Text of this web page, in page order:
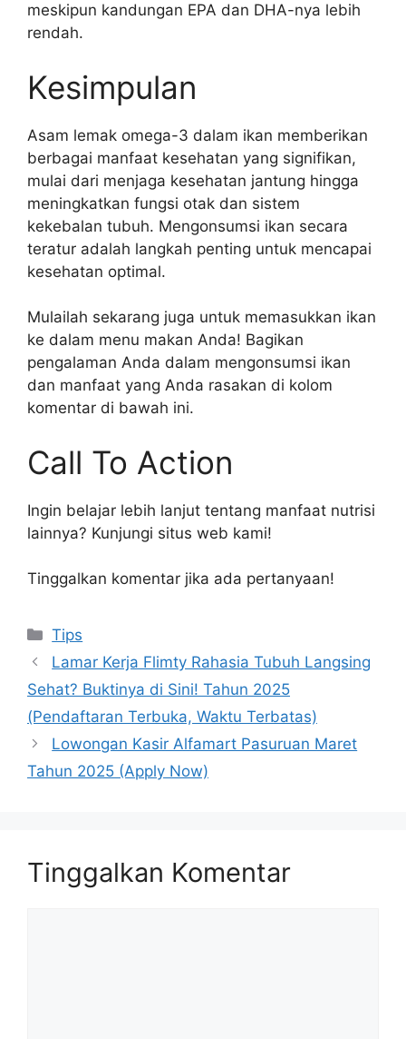
meskipun kandungan EPA dan DHA-nya lebih
rendah.
Kesimpulan
Asam lemak omega-3 dalam ikan memberikan
berbagai manfaat kesehatan yang signifikan,
mulai dari menjaga kesehatan jantung hingga
meningkatkan fungsi otak dan sistem
kekebalan tubuh. Mengonsumsi ikan secara
teratur adalah langkah penting untuk mencapai
kesehatan optimal.
Mulailah sekarang juga untuk memasukkan ikan
ke dalam menu makan Anda! Bagikan
pengalaman Anda dalam mengonsumsi ikan
dan manfaat yang Anda rasakan di kolom
komentar di bawah ini.
Call To Action
Ingin belajar lebih lanjut tentang manfaat nutrisi
lainnya? Kunjungi situs web kami!
Tinggalkan komentar jika ada pertanyaan!
Kategori
Tips
Lamar Kerja Flimty Rahasia Tubuh Langsing
Sehat? Buktinya di Sini! Tahun 2025
(Pendaftaran Terbuka, Waktu Terbatas)
Lowongan Kasir Alfamart Pasuruan Maret
Tahun 2025 (Apply Now)
Tinggalkan Komentar